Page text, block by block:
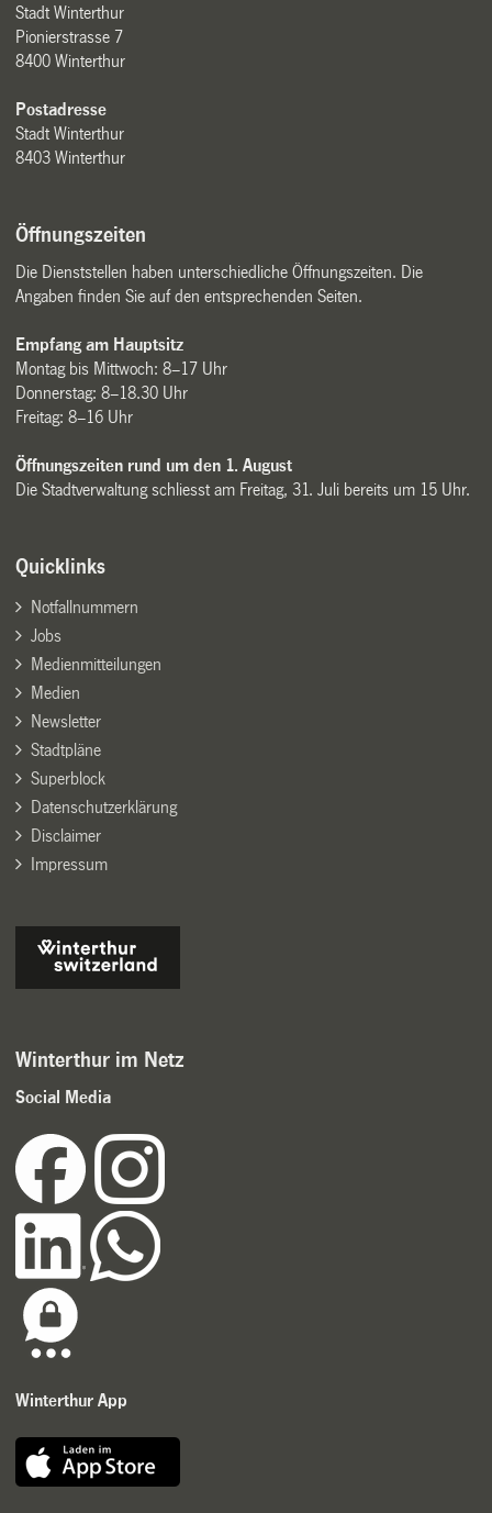
Stadt Winterthur
Pionierstrasse 7
8400 Winterthur
Postadresse
Stadt Winterthur
8403 Winterthur
Öffnungszeiten
Die Dienststellen haben unterschiedliche Öffnungszeiten. Die
Angaben finden Sie auf den entsprechenden Seiten.
Empfang am Hauptsitz
Montag bis Mittwoch: 8–17 Uhr
Donnerstag: 8–18.30 Uhr
Freitag: 8–16 Uhr
Öffnungszeiten rund um den 1. August
Die Stadtverwaltung schliesst am Freitag, 31. Juli bereits um 15 Uhr.
Quicklinks
Notfallnummern
Jobs
Medienmitteilungen
Medien
Newsletter
Stadtpläne
Superblock
Datenschutzerklärung
Disclaimer
Impressum
Winterthur im Netz
Social Media
Winterthur App